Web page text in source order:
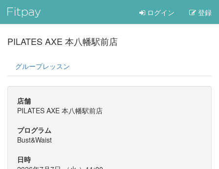
ログイン 登録
PILATES AXE 本八幡駅前店
グループレッスン
店舗
PILATES AXE 本八幡駅前店
プログラム
Bust&Waist
日時